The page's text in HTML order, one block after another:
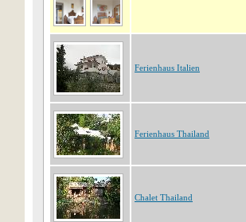
Ferienhaus Italien
Ferienhaus Thailand
Chalet Thailand